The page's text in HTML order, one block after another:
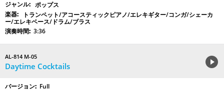
ポップス
トランペット/アコースティックピアノ/エレキギター/コンガ/シェーカ
ー/エレキベース/ドラム/ブラス
3:36
AL-814 M-05
Daytime Cocktails
Full